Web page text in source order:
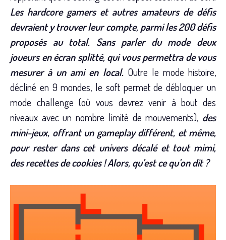
Les hardcore gamers et autres amateurs de défis
devraient y trouver leur compte, parmi les 200 défis
proposés au total. Sans parler du mode deux
joueurs en écran splitté, qui vous permettra de vous
mesurer à un ami en local. Outre le mode histoire,
décliné en 9 mondes, le soft permet de débloquer un
mode challenge (où vous devrez venir à bout des
niveaux avec un nombre limité de mouvements), des
mini-jeux, offrant un gameplay différent, et même,
pour rester dans cet univers décalé et tout mimi,
des recettes de cookies ! Alors, qu’est ce qu’on dit ?